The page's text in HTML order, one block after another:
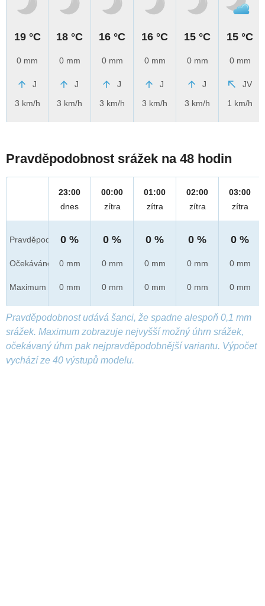
19 °C
0 mm
J
3 km/h
18 °C
0 mm
J
3 km/h
16 °C
0 mm
J
3 km/h
16 °C
0 mm
J
3 km/h
15 °C
0 mm
J
3 km/h
15 °C
0 mm
JV
1 km/h
Pravděpodobnost srážek na 48 hodin
Pravděpod.
Očekáváno
Maximum
23:00
dnes
0 %
0 mm
0 mm
00:00
zítra
0 %
0 mm
0 mm
01:00
zítra
0 %
0 mm
0 mm
02:00
zítra
0 %
0 mm
0 mm
03:00
zítra
0 %
0 mm
0 mm
Pravděpodobnost udává šanci, že spadne alespoň 0,1 mm
srážek. Maximum zobrazuje nejvyšší možný úhrn srážek,
očekávaný úhrn pak nejpravděpodobnější variantu. Výpočet
vychází ze 40 výstupů modelu.